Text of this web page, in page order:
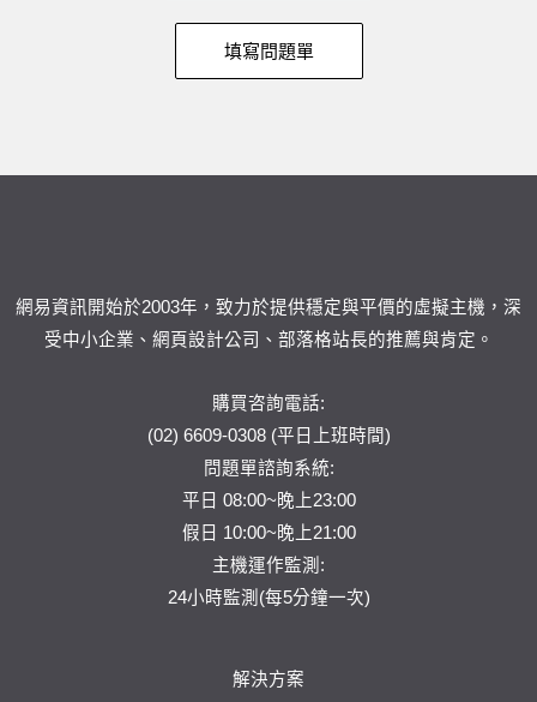
填寫問題單
網易資訊開始於2003年，致力於提供穩定與平價的虛擬主機，深
受中小企業、網頁設計公司、部落格站長的推薦與肯定。
購買咨詢電話:
(02) 6609-0308 (平日上班時間)
問題單諮詢系統:
平日 08:00~晚上23:00
假日 10:00~晚上21:00
主機運作監測:
24小時監測(每5分鐘一次)
解決方案